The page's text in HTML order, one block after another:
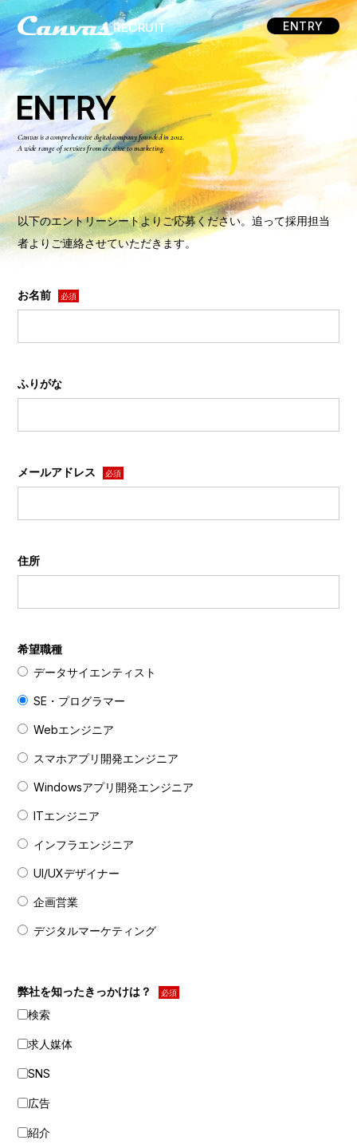
RECRUIT ENTRY
Canvas is a comprehensive digital company founded in 2012.
A wide range of services from creative to marketing.
以下のエントリーシートよりご応募ください。追って採用担当
者よりご連絡させていただきます。
お名前 必須
ふりがな
メールアドレス 必須
住所
希望職種
データサイエンティスト
SE・プログラマー
Webエンジニア
スマホアプリ開発エンジニア
Windowsアプリ開発エンジニア
ITエンジニア
インフラエンジニア
UI/UXデザイナー
企画営業
デジタルマーケティング
弊社を知ったきっかけは？ 必須
検索
求人媒体
SNS
広告
紹介